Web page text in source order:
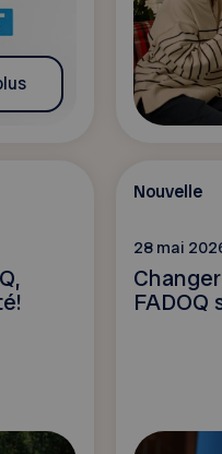
Nouvelle
28 mai
FADOQ